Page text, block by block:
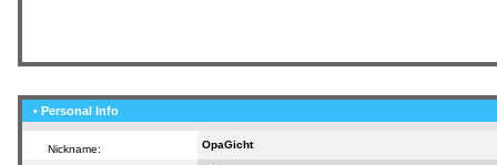
• Personal Info
Nickname: OpaGicht